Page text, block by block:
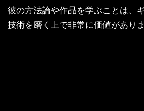
彼の方法論や作品を学ぶことは、
技術を磨く上で非常に価値がありま